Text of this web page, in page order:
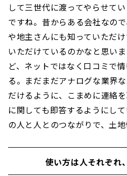
して三世代に渡ってやらせて
ですね。昔からある会社なの
や地主さんにも知っていただ
いただけているのかなと思い
ど、ネットではなく口コミで
る。まだまだアナログな業界
だけるように、こまめに連絡
に関しても即答するようにし
の人と人とのつながりで、土地
使い方は人それぞれ